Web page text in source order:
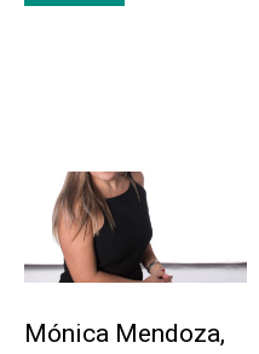
Mónica Mendoza,